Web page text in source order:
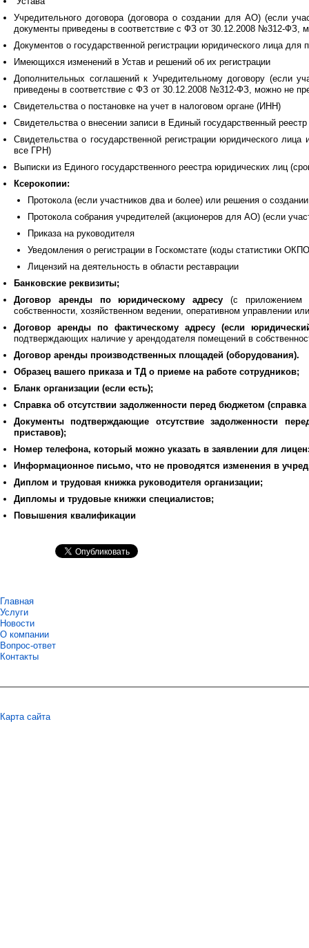
Учредительного договора (договора о создании для АО) (если
документы приведены в соответствие с ФЗ от 30.12.2008 №312-ФЗ,
Документов о государственной регистрации юридического лица для
Имеющихся изменений в Устав и решений об их регистрации
Дополнительных соглашений к Учредительному договору (если
приведены в соответствие с ФЗ от 30.12.2008 №312-ФЗ, можно не
Свидетельства о постановке на учет в налоговом органе (ИНН)
Свидетельства о внесении записи в Единый государственный
Свидетельства о государственной регистрации юридического
все ГРН)
Выписки из Единого государственного реестра юридических лиц
Ксерокопии:
Протокола (если участников два и более) или решения о создании
Протокола собрания учредителей (акционеров для АО) (если
Приказа на руководителя
Уведомления о регистрации в Госкомстате (коды статистики
Лицензий на деятельность в области реставрации
Банковские реквизиты;
Договор аренды по юридическому адресу (с приложением
собственности, хозяйственном ведении, оперативном управлении
Договор аренды по фактическому адресу (если
подтверждающих наличие у арендодателя помещений в
Договор аренды производственных площадей (оборудования).
Образец вашего приказа и ТД о приеме на работе сотрудников;
Бланк организации (если есть);
Справка об отсутствии задолженности перед бюджетом
Документы подтверждающие отсутствие задолженности
приставов);
Номер телефона, который можно указать в заявлении для
Информационное письмо, что не проводятся изменения в
Диплом и трудовая книжка руководителя организации;
Дипломы и трудовые книжки специалистов;
Повышения квалификации
Главная
Услуги
Новости
О компании
Вопрос-ответ
Контакты
Карта сайта